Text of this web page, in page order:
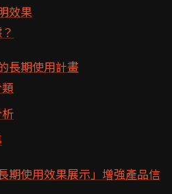
效果
長期使用計畫
期使用效果展示」增強產品信